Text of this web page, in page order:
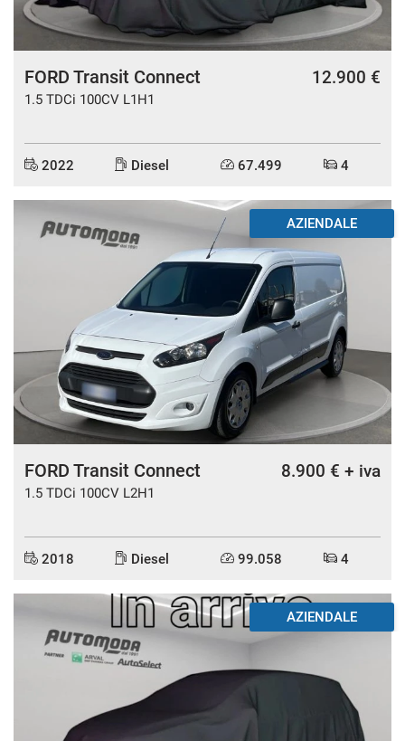
FORD Transit Connect
1.5 TDCi 100CV L1H1
12.900 €
2022 Diesel 67.499 4
AZIENDALE
FORD Transit Connect
1.5 TDCi 100CV L2H1
8.900 € + iva
2018 Diesel 99.058 4
AZIENDALE